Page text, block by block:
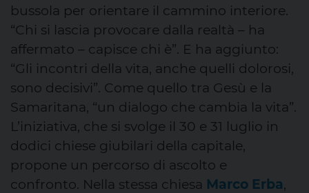
bussola per orientare il cammino interiore.
“Chi si lascia provocare dalla realtà – ha
affermato – capisce chi è”. E ha aggiunto:
“Gli incontri della vita, anche quelli dolorosi,
sono decisivi”. Come quello tra Gesù e la
Samaritana, “un dialogo che cambia la vita”.
L’iniziativa, che si svolge il 30 e 31 luglio in
dodici chiese giubilari della capitale,
propone un percorso di ascolto e
confronto. Nella stessa chiesa Marco Erba,